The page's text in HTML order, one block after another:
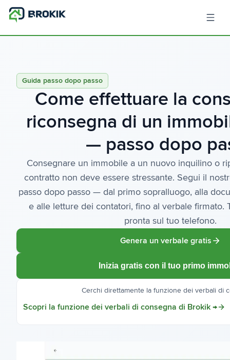
Guida passo dopo passo
Come effettuare la
riconsegna di un
— passo dopo
Consegnare un immobile a un nuovo inquilino o
contratto non deve essere stressante. Segui il
passo dopo passo — dal primo sopralluogo, alla
e alle letture dei contatori, fino al verbale firmato.
pronta sul tuo telefono.
Genera un verbale gratis
Inizia gratis con il tuo primo
Cerchi direttamente la funzione dei verbali di
Scopri la funzione dei verbali di consegna di Brokik →